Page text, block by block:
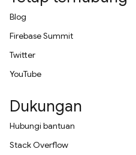
Blog
Firebase Summit
Twitter
YouTube
Dukungan
Hubungi bantuan
Stack Overflow